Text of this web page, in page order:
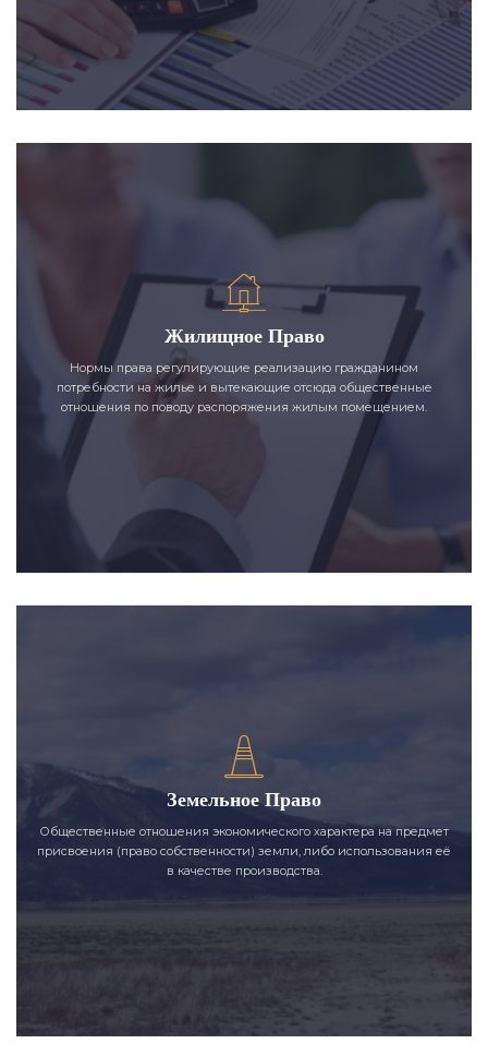
Жилищное Право
Нормы права регулирующие реализацию гражданином
потребности на жилье и вытекающие отсюда общественные
отношения по поводу распоряжения жилым помещением.
Земельное Право
Общественные отношения экономического характера на предмет
присвоения (право собственности) земли, либо использования её
в качестве производства.